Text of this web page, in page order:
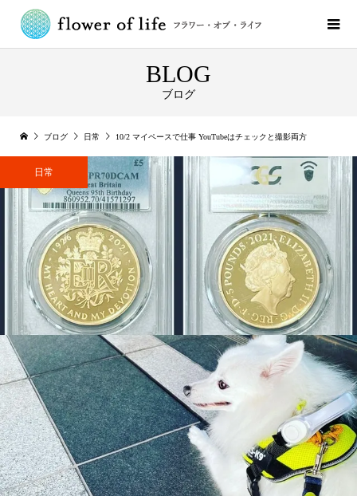
BLOG
ブログ
ブログ 日常 10/2 マイペースで仕事 YouTubeはチェックと撮影両方
日常